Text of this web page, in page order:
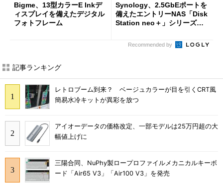
Bigme、13型カラーE Inkデ
ィスプレイを備えたデジタル
フォトフレーム
Synology、2.5GbEポートを
備えたエントリーNAS「Disk
Station neo＋」シリーズを
Recommended by
記事ランキング
レトロブーム到来？ ベージュカラーが目を引くCRT風
簡易水冷キットが異彩を放つ
アイオーデータの価格改定、一部モデルは25万円超の大
幅値上げに
三陽合同、NuPhy製ロープロファイルメカニカルキーボ
ード「Air65 V3」「Air100 V3」を発売